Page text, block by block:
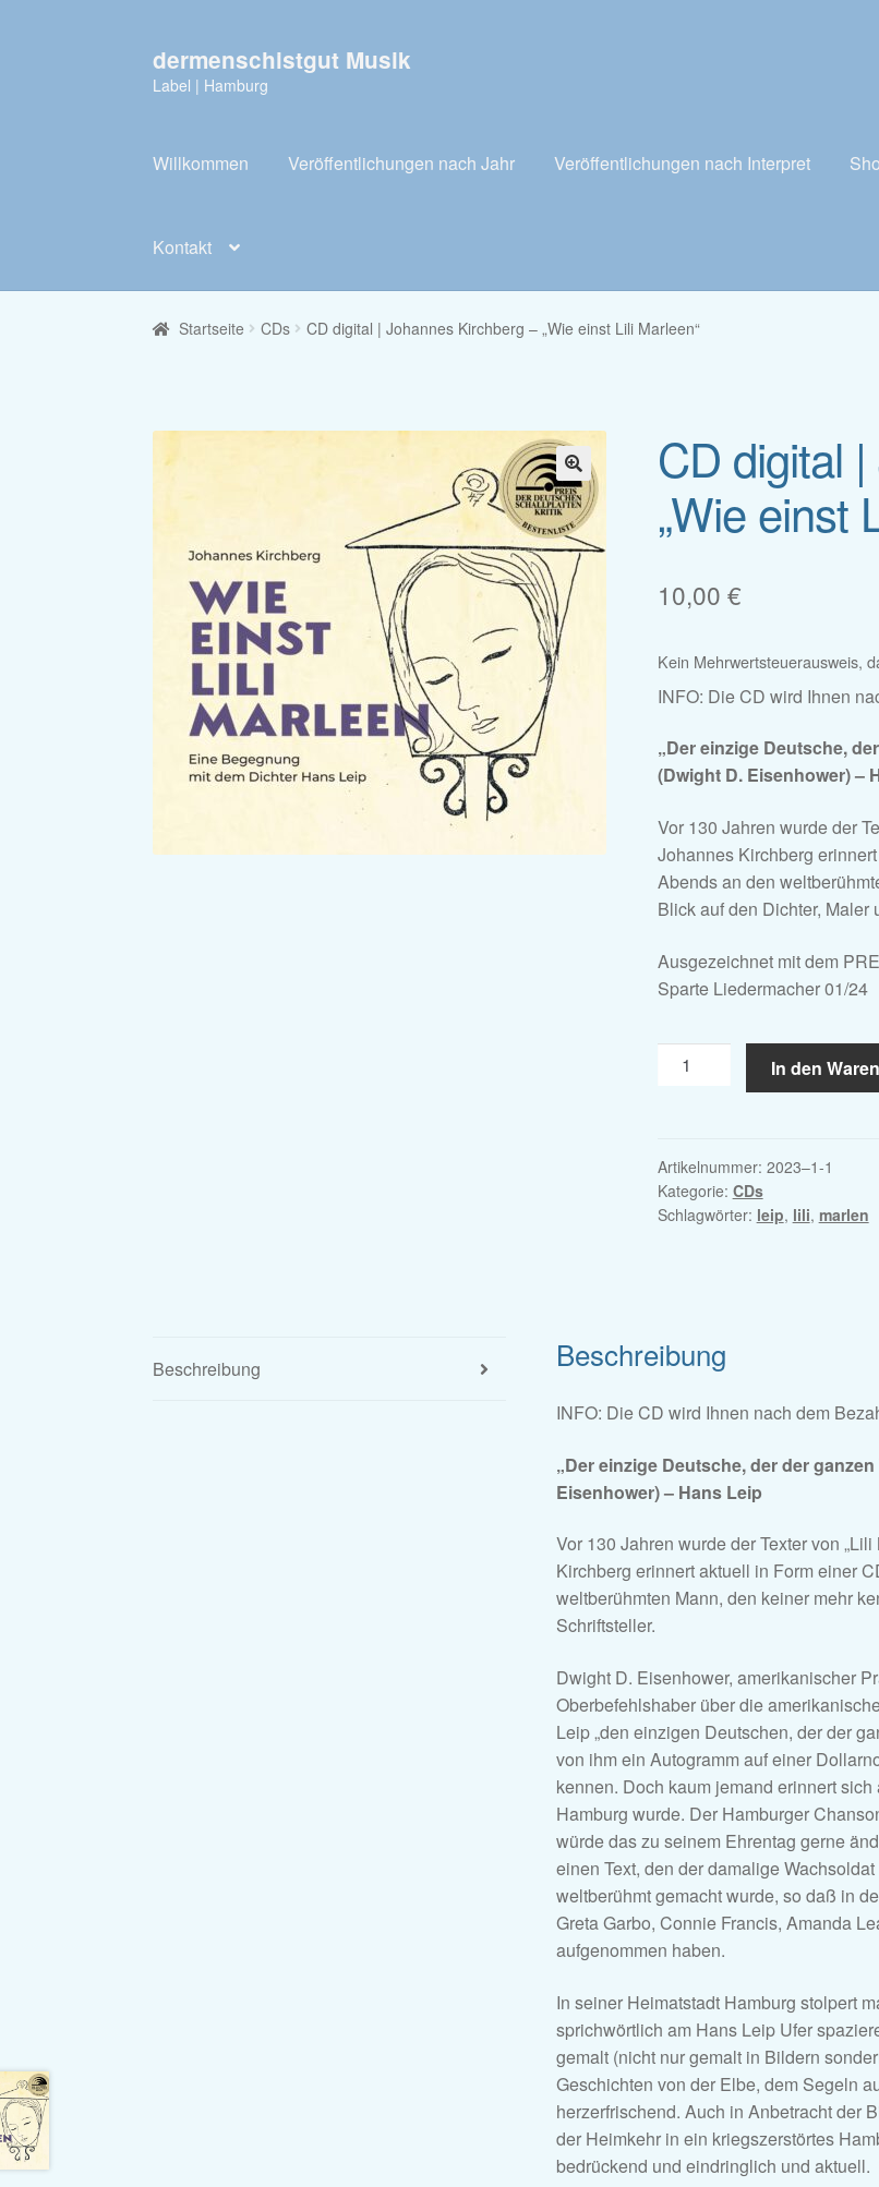
Zur
Navigation
Zum
Inhalt
dermenschistgut Musik
Label | Hamburg
Willkommen Veröffentlichungen nach Jahr Veröffentlichungen nach Interpret
Kontakt
Startseite CDs CD digital | Johannes Kirchberg – „Wie einst Lili Marleen“
🔍
CD digital
„Wie einst
10,00 €
Kein Mehrwertsteuerausweis,
INFO: Die CD wird Ihnen
„Der einzige Deutsche,
(Dwight D. Eisenhower) –
Vor 130 Jahren wurde der
Johannes Kirchberg
Abends an den
Blick auf den Dichter, Maler
Ausgezeichnet mit dem
Sparte Liedermacher 01/24
Kirchberg
-
"Wie
In den
Artikelnummer: 2023–1-1
Kategorie: CDs
Schlagwörter: leip, lili, marlen
Beschreibung Beschreibung
INFO: Die CD wird Ihnen nach dem
„Der einzige Deutsche, der der
Eisenhower) – Hans Leip
Vor 130 Jahren wurde der Texter von
Kirchberg erinnert aktuell in Form einer
weltberühmten Mann, den keiner mehr
Schriftsteller.
Dwight D. Eisenhower, amerikanischer
Oberbefehlshaber über die
Leip „den einzigen Deutschen, der der
von ihm ein Autogramm auf einer
kennen. Doch kaum jemand erinnert
Hamburg wurde. Der Hamburger
würde das zu seinem Ehrentag gerne
einen Text, den der damalige
weltberühmt gemacht wurde, so daß in
Greta Garbo, Connie Francis, Amanda
aufgenommen haben.
In seiner Heimatstadt Hamburg stolpert
sprichwörtlich am Hans Leip Ufer
gemalt (nicht nur gemalt in Bildern
Geschichten von der Elbe, dem Segeln
herzerfrischend. Auch in Anbetracht der
der Heimkehr in ein kriegszerstörtes
bedrückend und eindringlich und aktuell.